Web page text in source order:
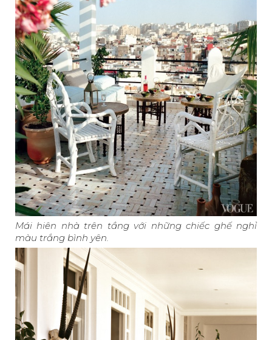
Mái hiên nhà trên tầng với những chiếc ghế nghỉ
màu trắng bình yên.